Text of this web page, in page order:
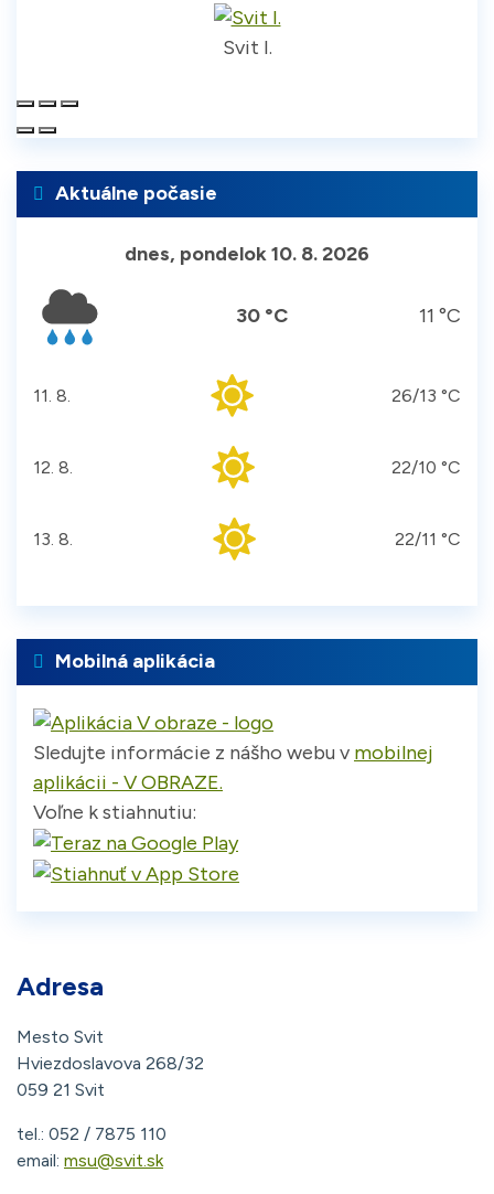
Svit I.
Aktuálne počasie
dnes, pondelok 10. 8. 2026
30 °C 11 °C
utorok
11. 8. 26/13 °C
streda
12. 8. 22/10 °C
štvrtok
13. 8. 22/11 °C
Mobilná aplikácia
Sledujte informácie z nášho webu v mobilnej
aplikácii - V OBRAZE.
Voľne k stiahnutiu:
Adresa
Mesto Svit
Hviezdoslavova 268/32
059 21 Svit
tel.: 052 / 7875 110
email: msu@svit.sk